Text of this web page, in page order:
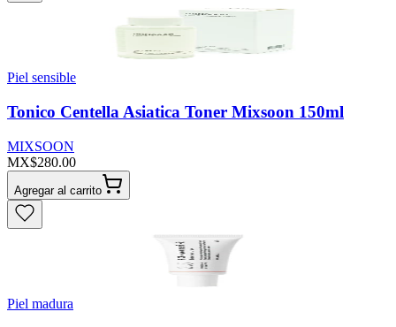
Piel sensible
Tonico Centella Asiatica Toner Mixsoon 150ml
MIXSOON
MX$280.00
Agregar al carrito
Piel madura